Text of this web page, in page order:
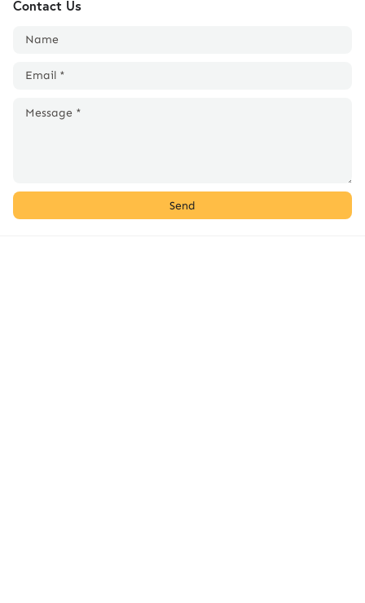
Contact Us